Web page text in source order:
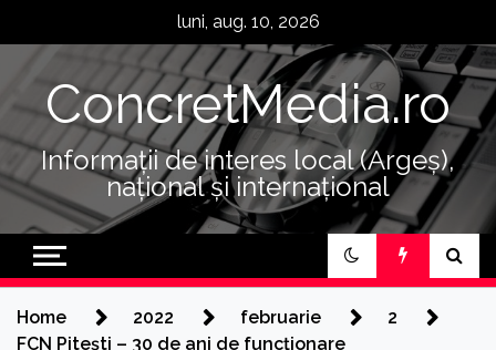
luni, aug. 10, 2026
ConcretMedia.ro
Informații de interes local (Argeș),
național și internațional
Home 2022 februarie
2
FCN Pitești – 30 de ani de funcționare